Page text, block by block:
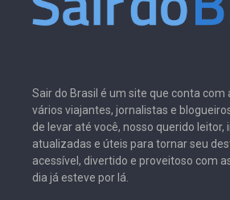
Sair do Brasil é um site que conta com
vários viajantes, jornalistas e
de levar até você, nosso querido leitor,
atualizadas e úteis para tornar seu
acessível, divertido e proveitoso com
dia já esteve por lá.